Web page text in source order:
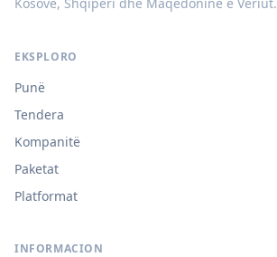
EKSPLORO
Punë
Tendera
Kompanitë
Paketat
Platformat
INFORMACION